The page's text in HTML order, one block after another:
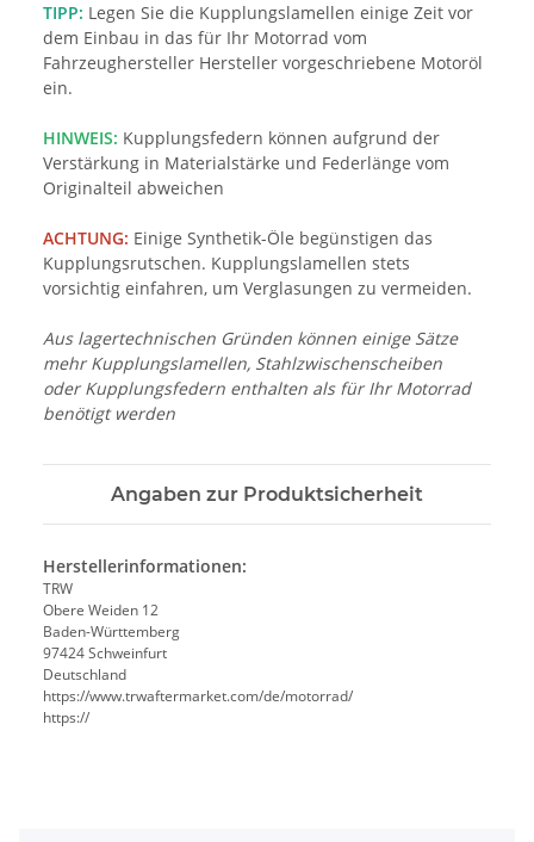
TIPP: Legen Sie die Kupplungslamellen einige Zeit vor
dem Einbau in das für Ihr Motorrad vom
Fahrzeughersteller Hersteller vorgeschriebene Motoröl
ein.
HINWEIS: Kupplungsfedern können aufgrund der
Verstärkung in Materialstärke und Federlänge vom
Originalteil abweichen
ACHTUNG: Einige Synthetik-Öle begünstigen das
Kupplungsrutschen. Kupplungslamellen stets
vorsichtig einfahren, um Verglasungen zu vermeiden.
Aus lagertechnischen Gründen können einige Sätze
mehr Kupplungslamellen, Stahlzwischenscheiben
oder Kupplungsfedern enthalten als für Ihr Motorrad
benötigt werden
Angaben zur Produktsicherheit
Herstellerinformationen:
TRW
Obere Weiden 12
Baden-Württemberg
97424 Schweinfurt
Deutschland
https://www.trwaftermarket.com/de/motorrad/
https://